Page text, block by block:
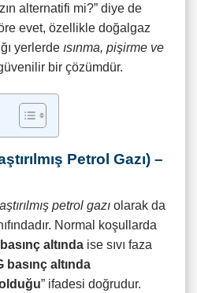
alternatifi mi?” diye de
evet, özellikle doğalgaz
yerlerde ısınma, pişirme ve
bir çözümdür.
Petrol Gazı) –
petrol gazı olarak da
Normal koşullarda
basınç altında ise sıvı faza
basınç altında
olduğu” ifadesi doğrudur.